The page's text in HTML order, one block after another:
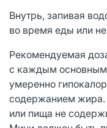
Внутрь, запивая
во время еды или
Рекомендуемая
с каждым основным
умеренно
содержанием жира.
или пища не